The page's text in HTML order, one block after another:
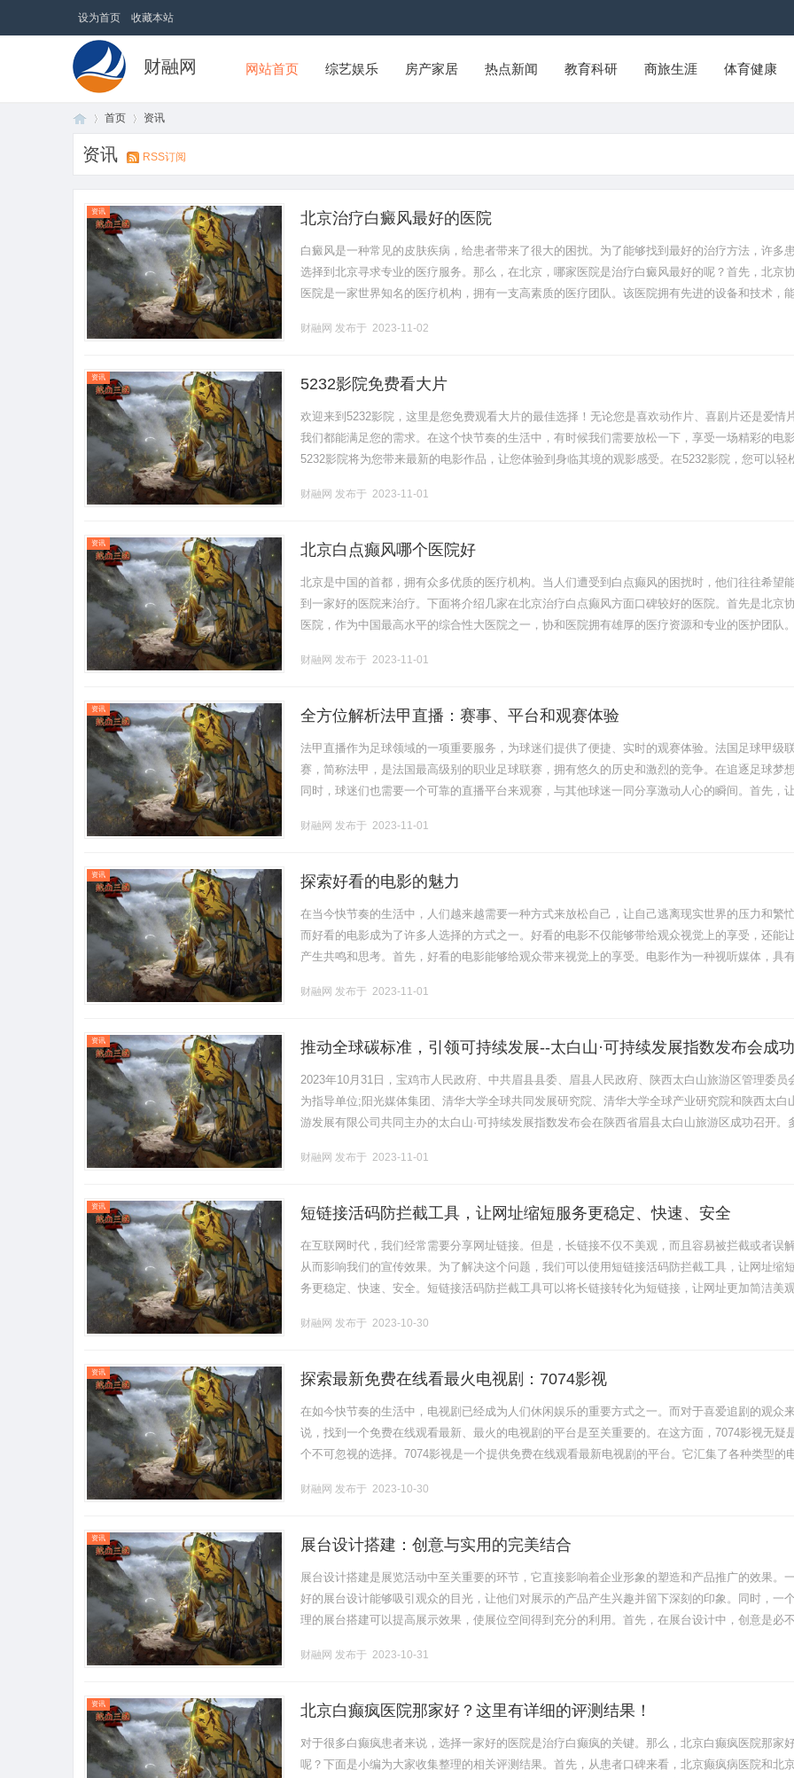
设为首页 收藏本站
财融网 网站首页 综艺娱乐 房产家居 热点新闻 教育科研 商旅生涯 体育健康
首页 资讯
资讯 RSS订阅
资讯 北京治疗白癜风最好的医院
白癜风是一种常见的皮肤疾病，给患者带来了很大的困扰。为了能够找到最好的治疗方法，许多
选择到北京寻求专业的医疗服务。那么，在北京，哪家医院是治疗白癜风最好的呢？首先，北京
医院是一家世界知名的医疗机构，拥有一支高素质的医疗团队。该医院拥有先进的设备和技术，
善白癜风.........
财融网 发布于 2023-11-02
资讯 5232影院免费看大片
欢迎来到5232影院，这里是您免费观看大片的最佳选择！无论您是喜欢动作片、喜剧片还是爱情
我们都能满足您的需求。在这个快节奏的生活中，有时候我们需要放松一下，享受一场精彩的电影
5232影院将为您带来最新的电影作品，让您体验到身临其境的观影感受。在5232影院，您可以轻
需.........
财融网 发布于 2023-11-01
资讯 北京白点癫风哪个医院好
北京是中国的首都，拥有众多优质的医疗机构。当人们遭受到白点癫风的困扰时，他们往往希望
到一家好的医院来治疗。下面将介绍几家在北京治疗白点癫风方面口碑较好的医院。首先是北京
医院，作为中国最高水平的综合性大医院之一，协和医院拥有雄厚的医疗资源和专业的医护团队
疗方案，.........
财融网 发布于 2023-11-01
资讯 全方位解析法甲直播：赛事、平台和观赛体验
法甲直播作为足球领域的一项重要服务，为球迷们提供了便捷、实时的观赛体验。法国足球甲级联
赛，简称法甲，是法国最高级别的职业足球联赛，拥有悠久的历史和激烈的竞争。在追逐足球梦
同时，球迷们也需要一个可靠的直播平台来观赛，与其他球迷一同分享激动人心的瞬间。首先，
包括巴黎圣.........
财融网 发布于 2023-11-01
资讯 探索好看的电影的魅力
在当今快节奏的生活中，人们越来越需要一种方式来放松自己，让自己逃离现实世界的压力和繁忙
而好看的电影成为了许多人选择的方式之一。好看的电影不仅能够带给观众视觉上的享受，还能
产生共鸣和思考。首先，好看的电影能够给观众带来视觉上的享受。电影作为一种视听媒体，具
面，让观众.........
财融网 发布于 2023-11-01
资讯
推动全球碳标准，引领可持续发展--太白山·可持续发展指数发布会成
开
2023年10月31日，宝鸡市人民政府、中共眉县县委、眉县人民政府、陕西太白山旅游区管理委员
为指导单位;阳光媒体集团、清华大学全球共同发展研究院、清华大学全球产业研究院和陕西太白
游发展有限公司共同主办的太白山·可持续发展指数发布会在陕西省眉县太白山旅游区成功召开。
财融网 发布于 2023-11-01
资讯 短链接活码防拦截工具，让网址缩短服务更稳定、快速、安全
在互联网时代，我们经常需要分享网址链接。但是，长链接不仅不美观，而且容易被拦截或者误解
从而影响我们的宣传效果。为了解决这个问题，我们可以使用短链接活码防拦截工具，让网址缩
务更稳定、快速、安全。短链接活码防拦截工具可以将长链接转化为短链接，让网址更加简洁美观
该工具还.........
财融网 发布于 2023-10-30
资讯 探索最新免费在线看最火电视剧：7074影视
在如今快节奏的生活中，电视剧已经成为人们休闲娱乐的重要方式之一。而对于喜爱追剧的观众
说，找到一个免费在线观看最新、最火的电视剧的平台是至关重要的。在这方面，7074影视无疑
个不可忽视的选择。7074影视是一个提供免费在线观看最新电视剧的平台。它汇集了各种类型的
轻.........
财融网 发布于 2023-10-30
资讯 展台设计搭建：创意与实用的完美结合
展台设计搭建是展览活动中至关重要的环节，它直接影响着企业形象的塑造和产品推广的效果。
好的展台设计能够吸引观众的目光，让他们对展示的产品产生兴趣并留下深刻的印象。同时，一
理的展台搭建可以提高展示效果，使展位空间得到充分的利用。首先，在展台设计中，创意是必
体现在展.........
财融网 发布于 2023-10-31
资讯 北京白癫疯医院那家好？这里有详细的评测结果！
对于很多白癫疯患者来说，选择一家好的医院是治疗白癫疯的关键。那么，北京白癫疯医院那家
呢？下面是小编为大家收集整理的相关评测结果。首先，从患者口碑来看，北京癫疯病医院和北